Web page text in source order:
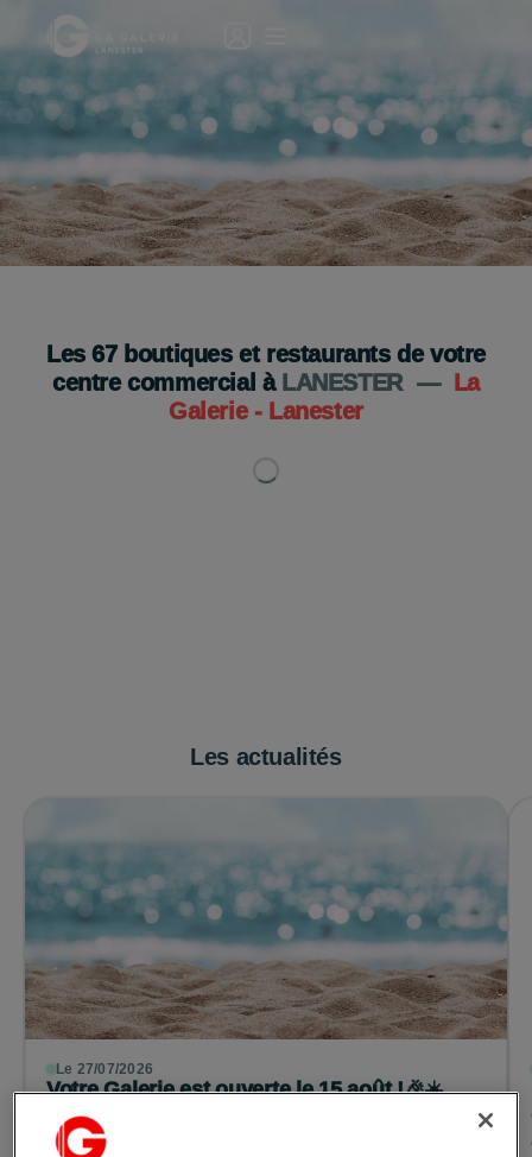
Je découvre
Les67boutiques et restaurants de votre
centre commercial à LANESTER —
La
Galerie - Lanester
Les actualités
Le 27/07/2026
Votre Galerie est ouverte le 15 août !🎉☀️
Ouverture exceptionnelle ! Votre Galerie sera
exceptionnellement ouverte le samedi 15 aout, de 10h à